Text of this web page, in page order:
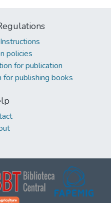
policies
for publication
for publishing books